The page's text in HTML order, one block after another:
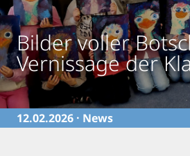
Bilder voller
Vernissage der
12.02.2026 · News